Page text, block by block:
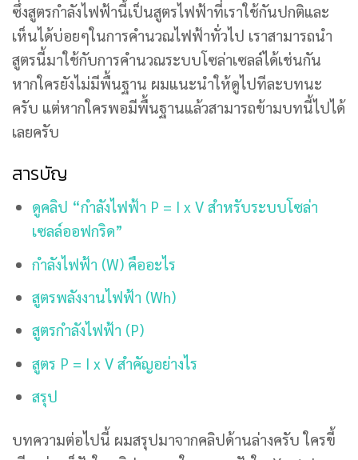
ซึ่งสูตรกำลังไฟฟ้านี้เป็นสูตรไฟฟ้าที่เราใช้กันปกติและ
เห็นได้บ่อยๆในการคำนวณไฟฟ้าทั่วไป เราสามารถนำ
สูตรนี้มาใช้กับการคำนวณระบบโซล่าเซลล์ได้เช่นกัน
หากใครยังไม่มีพื้นฐาน ผมแนะนำให้ดูไปทีละบทนะ
ครับ แต่หากใครพอมีพื้นฐานแล้วสามารถข้ามบทนี้ไปได้
เลยครับ
สารบัญ
ดูคลิป “กำลังไฟฟ้า P = I x V สำหรับระบบโซล่า
เซลล์ออฟกริด”
กำลังไฟฟ้า (W) คืออะไร
สูตรพลังงานไฟฟ้า (Wh)
สูตรกำลังไฟฟ้า (P)
สูตร P = I x V สำคัญอย่างไร
สรุป
บทความต่อไปนี้ ผมสรุปมาจากคลิปด้านล่างครับ ใครขี้